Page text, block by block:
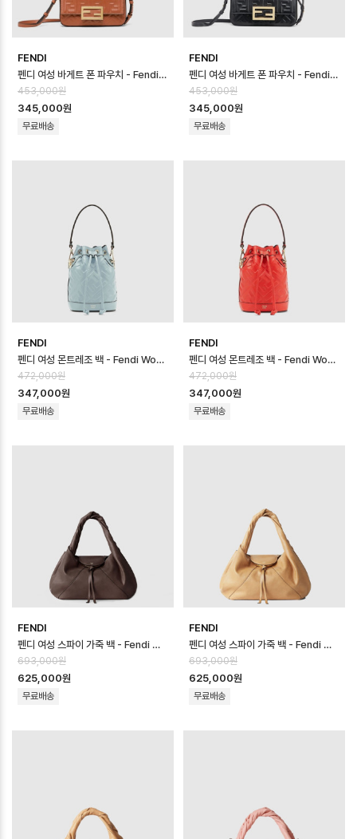
FENDI
펜디 여성 바게트 폰 파우치 - Fendi Womens Baguette Phone Pouc…
453,000원
345,000원
무료배송
FENDI
펜디 여성 바게트 폰 파우치 - Fendi Womens Baguette Phone Pouc…
453,000원
345,000원
무료배송
FENDI
펜디 여성 몬트레조 백 - Fendi Womens Montrezo Bag - feb1704…
472,000원
347,000원
무료배송
FENDI
펜디 여성 몬트레조 백 - Fendi Womens Montrezo Bag - feb1704…
472,000원
347,000원
무료배송
FENDI
펜디 여성 스파이 가죽 백 - Fendi Womens Spy Leather Bag - fe…
693,000원
625,000원
무료배송
FENDI
펜디 여성 스파이 가죽 백 - Fendi Womens Spy Leather Bag - fe…
693,000원
625,000원
무료배송